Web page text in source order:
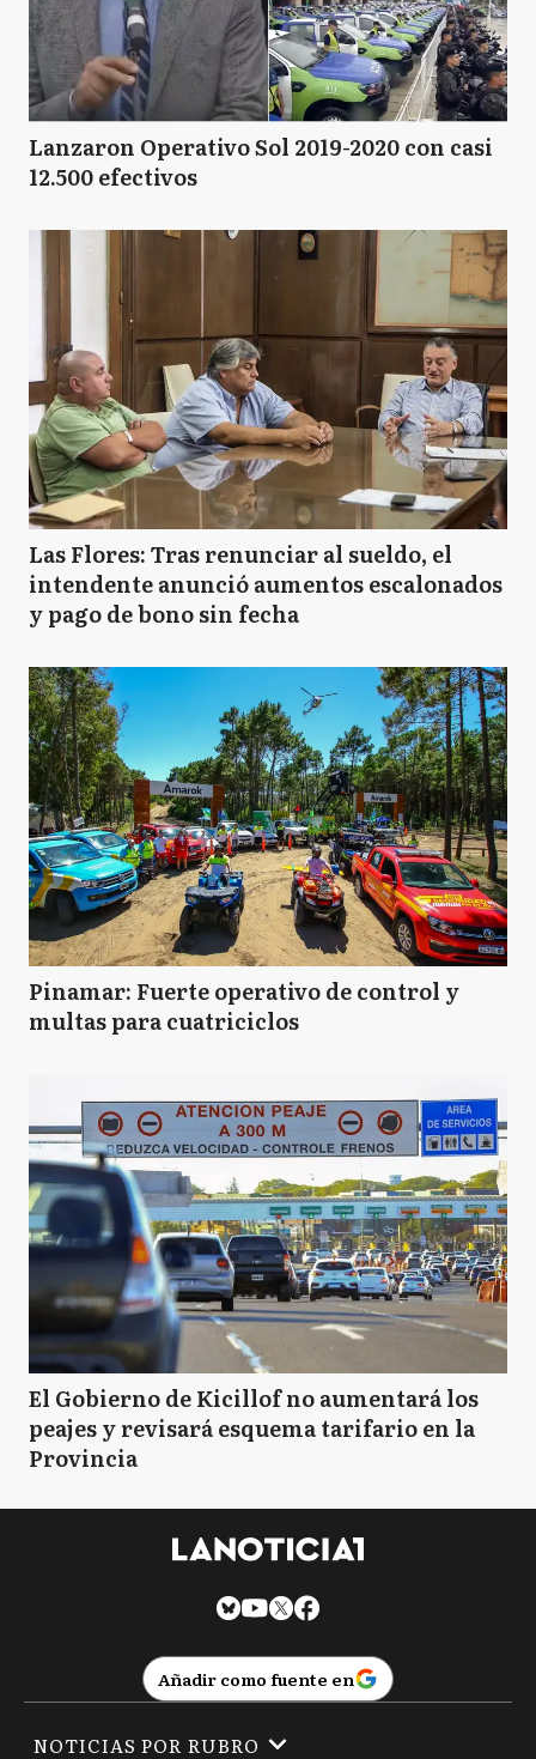
Lanzaron Operativo Sol 2019-2020 con casi
12.500 efectivos
Las Flores: Tras renunciar al sueldo, el
intendente anunció aumentos escalonados
y pago de bono sin fecha
Pinamar: Fuerte operativo de control y
multas para cuatriciclos
El Gobierno de Kicillof no aumentará los
peajes y revisará esquema tarifario en la
Provincia
Añadir como fuente en
NOTICIAS POR RUBRO